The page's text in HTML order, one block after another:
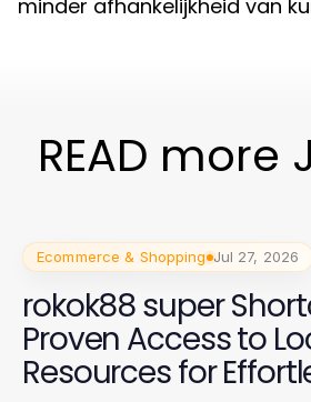
minder afhankelijkheid van
READ more
Ecommerce & Shopping Jul 27, 2026
rokok88 super
Proven Access to
Resources for